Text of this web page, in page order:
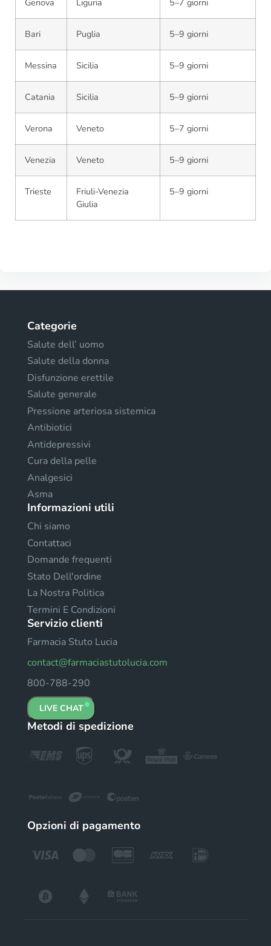
Bari Puglia 5–9 giorni
Messina Sicilia 5–9 giorni
Catania Sicilia 5–9 giorni
Verona Veneto 5–7 giorni
Venezia Veneto 5–9 giorni
Trieste
Friuli-Venezia
Giulia
5–9 giorni
Categorie
Salute dell’ uomo
Salute della donna
Disfunzione erettile
Salute generale
Pressione arteriosa sistemica
Antibiotici
Antidepressivi
Cura della pelle
Analgesici
Asma
Informazioni utili
Chi siamo
Contattaci
Domande frequenti
Stato Dell'ordine
La Nostra Politica
Termini E Condizioni
Servizio clienti
Farmacia Stuto Lucia
contact@farmaciastutolucia.com
800-788-290
LIVE CHAT
Metodi di spedizione
Opzioni di pagamento